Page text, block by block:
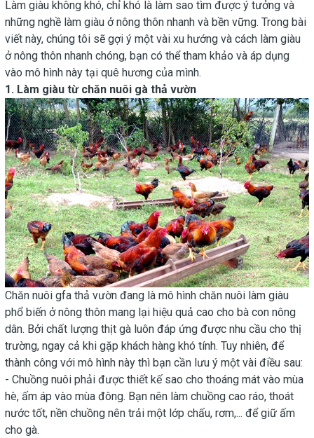
Làm giàu không khó, chỉ khó là làm sao tìm được ý tưởng và
những nghề làm giàu ở nông thôn nhanh và bền vững. Trong bài
viết này, chúng tôi sẽ gợi ý một vài xu hướng và cách làm giàu
ở nông thôn nhanh chóng, bạn có thể tham khảo và áp dụng
vào mô hình này tại quê hương của mình.
1. Làm giàu từ chăn nuôi gà thả vườn
Chăn nuôi gfa thả vườn đang là mô hình chăn nuôi làm giàu
phổ biến ở nông thôn mang lại hiệu quả cao cho bà con nông
dân. Bởi chất lượng thịt gà luôn đáp ứng được nhu cầu cho thị
trường, ngay cả khi gặp khách hàng khó tính. Tuy nhiên, để
thành công với mô hình này thì bạn cần lưu ý một vài điều sau:
- Chuồng nuôi phải được thiết kế sao cho thoáng mát vào mùa
hè, ấm áp vào mùa đông. Bạn nên làm chuồng cao ráo, thoát
nước tốt, nền chuồng nên trải một lớp chấu, rơm,... để giữ ấm
cho gà.